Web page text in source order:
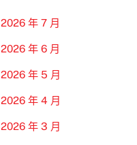
2026 年 7 月
2026 年 6 月
2026 年 5 月
2026 年 4 月
2026 年 3 月